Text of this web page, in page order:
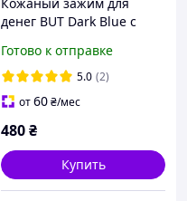
денег BUT Dark Blue с
Готово к отправке
5.0 (2)
от60₴/мес
480₴
Купить